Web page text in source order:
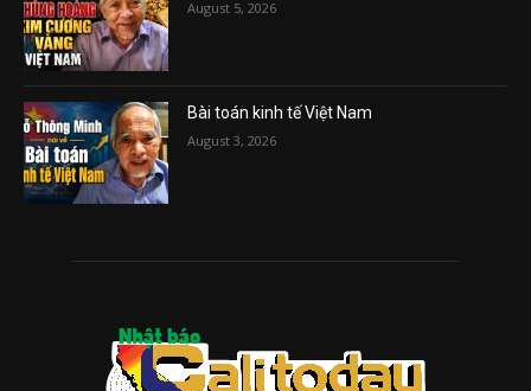
August 5, 2026
Bài toán kinh tế Việt Nam
August 3, 2026